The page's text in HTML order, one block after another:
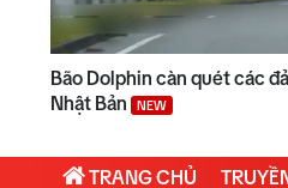
Bão Dolphin càn quét các
Nhật Bản
NEW
TRANG CHỦ